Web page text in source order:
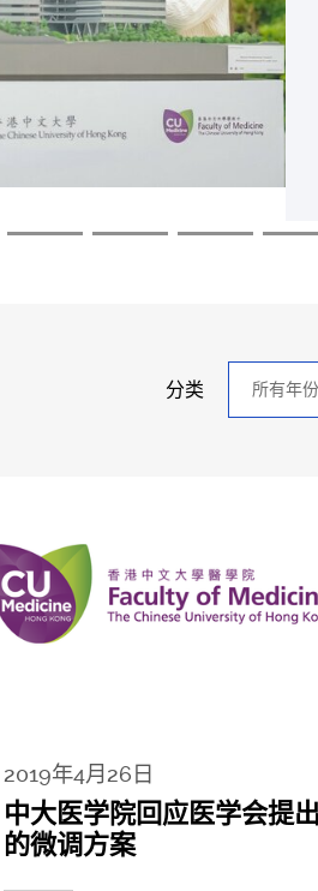
分类
类
2019年4月26日
中大医学院回应医学会提出
的微调方案